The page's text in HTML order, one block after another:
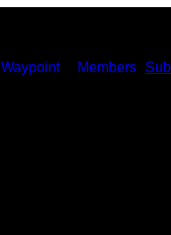
Waypoint Members